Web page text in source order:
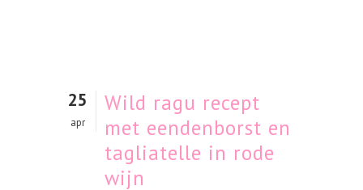
25
apr
Wild ragu recept
met eendenborst en
tagliatelle in rode
wijn